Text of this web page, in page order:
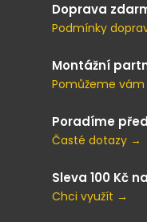
Doprava
Podmínky
Montážní
Pomůžeme
Poradíme
Časté dotazy →
Sleva 100 Kč
Chci využít →